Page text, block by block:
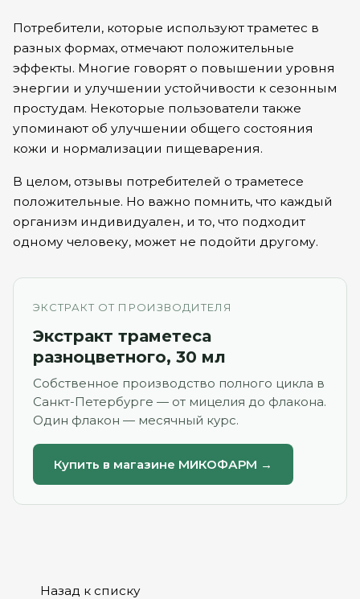
Потребители, которые используют траметес в
разных формах, отмечают положительные
эффекты. Многие говорят о повышении уровня
энергии и улучшении устойчивости к сезонным
простудам. Некоторые пользователи также
упоминают об улучшении общего состояния
кожи и нормализации пищеварения.
В целом, отзывы потребителей о траметесе
положительные. Но важно помнить, что каждый
организм индивидуален, и то, что подходит
одному человеку, может не подойти другому.
ЭКСТРАКТ ОТ ПРОИЗВОДИТЕЛЯ
Экстракт траметеса
разноцветного, 30 мл
Собственное производство полного цикла в
Санкт-Петербурге — от мицелия до флакона.
Один флакон — месячный курс.
Купить в магазине МИКОФАРМ →
Назад к списку